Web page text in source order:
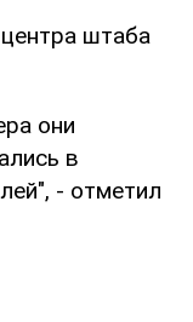
штаба
они
в
- отметил